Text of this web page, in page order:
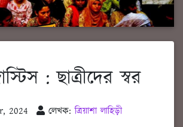
: ছাত্রীদের স্বর
2024 লেখক:ত্রিয়াশা লাহিড়ী